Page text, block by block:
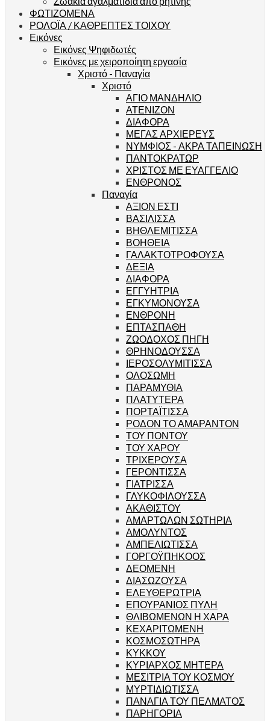
ΦΩΤΙΖΟΜΕΝΑ
ΡΟΛΟΪΑ / ΚΑΘΡΕΠΤΕΣ ΤΟΙΧΟΥ
Εικόνες
Εικόνες Ψηφιδωτές
Εικόνες με χειροποίητη εργασία
Χριστό - Παναγία
Χριστό
ΑΓΙΟ ΜΑΝΔΗΛΙΟ
ΑΤΕΝΙΖΟΝ
ΔΙΑΦΟΡΑ
ΜΕΓΑΣ ΑΡΧΙΕΡΕΥΣ
ΝΥΜΦΙΟΣ - ΑΚΡΑ ΤΑΠΕΙΝΩΣΗ
ΠΑΝΤΟΚΡΑΤΩΡ
ΧΡΙΣΤΟΣ ΜΕ ΕΥΑΓΓΕΛΙΟ
ΕΝΘΡΟΝΟΣ
Παναγία
ΑΞΙΟΝ ΕΣΤΙ
ΒΑΣΙΛΙΣΣΑ
ΒΗΘΛΕΜΙΤΙΣΣΑ
ΒΟΗΘΕΙΑ
ΓΑΛΑΚΤΟΤΡΟΦΟΥΣΑ
ΔΕΞΙΑ
ΔΙΑΦΟΡΑ
ΕΓΓΥΗΤΡΙΑ
ΕΓΚΥΜΟΝΟΥΣΑ
ΕΝΘΡΟΝΗ
ΕΠΤΑΣΠΑΘΗ
ΖΩΟΔΟΧΟΣ ΠΗΓΗ
ΘΡΗΝΟΔΟΥΣΣΑ
ΙΕΡΟΣΟΛΥΜΙΤΙΣΣΑ
ΟΛΟΣΩΜΗ
ΠΑΡΑΜΥΘΙΑ
ΠΛΑΤΥΤΕΡΑ
ΠΟΡΤΑΪΤΙΣΣΑ
ΡΟΔΟΝ ΤΟ ΑΜΑΡΑΝΤΟΝ
ΤΟΥ ΠΟΝΤΟΥ
ΤΟΥ ΧΑΡΟΥ
ΤΡΙΧΕΡΟΥΣΑ
ΓΕΡΟΝΤΙΣΣΑ
ΓΙΑΤΡΙΣΣΑ
ΓΛΥΚΟΦΙΛΟΥΣΣΑ
ΑΚΑΘΙΣΤΟΥ
ΑΜΑΡΤΩΛΩΝ ΣΩΤΗΡΙΑ
ΑΜΟΛΥΝΤΟΣ
ΑΜΠΕΛΙΩΤΙΣΣΑ
ΓΟΡΓΟΫΠΗΚΟΟΣ
ΔΕΟΜΕΝΗ
ΔΙΑΣΩΖΟΥΣΑ
ΕΛΕΥΘΕΡΩΤΡΙΑ
ΕΠΟΥΡΑΝΙΟΣ ΠΥΛΗ
ΘΛΙΒΩΜΕΝΩΝ Η ΧΑΡΑ
ΚΕΧΑΡΙΤΩΜΕΝΗ
ΚΟΣΜΟΣΩΤΗΡΑ
ΚΥΚΚΟΥ
ΚΥΡΙΑΡΧΟΣ ΜΗΤΕΡΑ
ΜΕΣΙΤΡΙΑ ΤΟΥ ΚΟΣΜΟΥ
ΜΥΡΤΙΔΙΩΤΙΣΣΑ
ΠΑΝΑΓΙΑ ΤΟΥ ΠΕΛΜΑΤΟΣ
ΠΑΡΗΓΟΡΙΑ